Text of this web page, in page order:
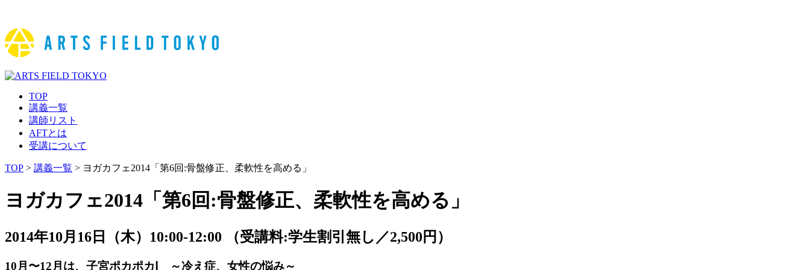
TOP
講義一覧
講師リスト
AFTとは
受講について
TOP > 講義一覧 > ヨガカフェ2014「第6回:骨盤修正、柔軟性を高める」
ヨガカフェ2014「第6回:骨盤修正、柔軟性を高める」
2014年10月16日（木）10:00-12:00 （受講料:学生割引無し／2,500円）
10月〜12月は、子宮ポカポカⅠ ～冷え症、女性の悩み～